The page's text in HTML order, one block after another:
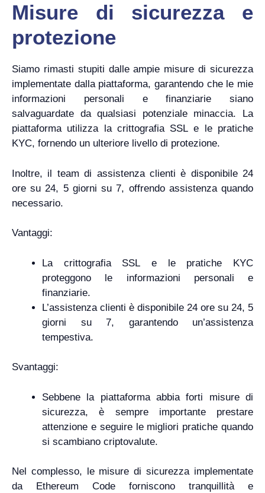
Misure di sicurezza e
protezione
Siamo rimasti stupiti dalle ampie misure di sicurezza
implementate dalla piattaforma, garantendo che le mie
informazioni personali e finanziarie siano
salvaguardate da qualsiasi potenziale minaccia. La
piattaforma utilizza la crittografia SSL e le pratiche
KYC, fornendo un ulteriore livello di protezione.
Inoltre, il team di assistenza clienti è disponibile 24
ore su 24, 5 giorni su 7, offrendo assistenza quando
necessario.
Vantaggi:
La crittografia SSL e le pratiche KYC
proteggono le informazioni personali e
finanziarie.
L’assistenza clienti è disponibile 24 ore su 24, 5
giorni su 7, garantendo un’assistenza
tempestiva.
Svantaggi:
Sebbene la piattaforma abbia forti misure di
sicurezza, è sempre importante prestare
attenzione e seguire le migliori pratiche quando
si scambiano criptovalute.
Nel complesso, le misure di sicurezza implementate
da Ethereum Code forniscono tranquillità e